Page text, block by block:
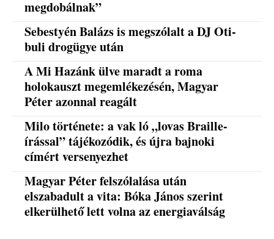
megdobálnak”
Sebestyén Balázs is megszólalt a DJ Oti-
buli drogügye után
A Mi Hazánk ülve maradt a roma
holokauszt megemlékezésén, Magyar
Péter azonnal reagált
Milo története: a vak ló „lovas Braille-
írással” tájékozódik, és újra bajnoki
címért versenyezhet
Magyar Péter felszólalása után
elszabadult a vita: Bóka János szerint
elkerülhető lett volna az energiaválság